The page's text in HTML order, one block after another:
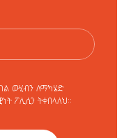
ውሂብን ለማካሄድ
ፖሊሲን ትቀበላለህ።